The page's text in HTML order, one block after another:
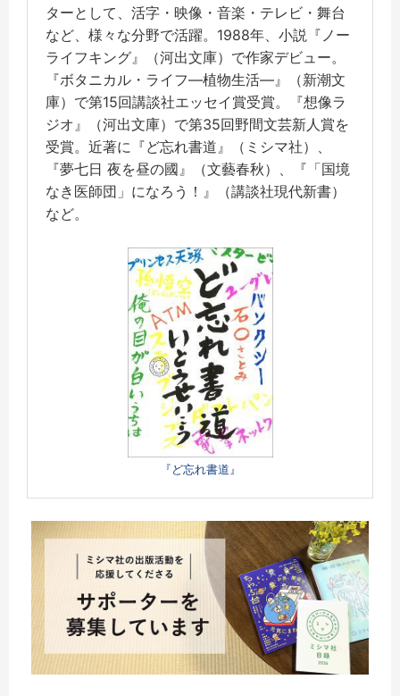
ターとして、活字・映像・音楽・テレビ・舞台
など、様々な分野で活躍。1988年、小説『ノー
ライフキング』（河出文庫）で作家デビュー。
『ボタニカル・ライフ―植物生活―』（新潮文
庫）で第15回講談社エッセイ賞受賞。『想像ラ
ジオ』（河出文庫）で第35回野間文芸新人賞を
受賞。近著に『ど忘れ書道』（ミシマ社）、
『夢七日 夜を昼の國』（文藝春秋）、『「国境
なき医師団」になろう！』（講談社現代新書）
など。
『ど忘れ書道』